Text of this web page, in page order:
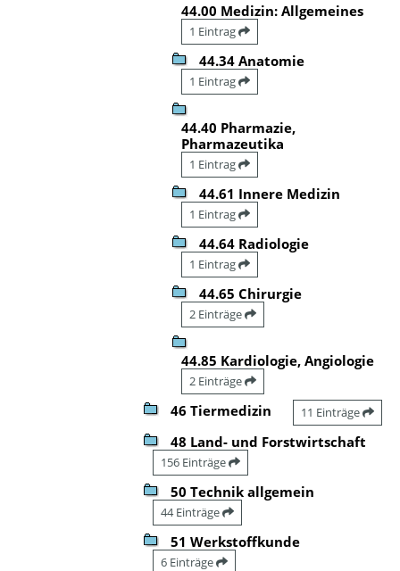
44.00 Medizin: Allgemeines
1 Eintrag
44.34 Anatomie
1 Eintrag
44.40 Pharmazie,
Pharmazeutika
1 Eintrag
44.61 Innere Medizin
1 Eintrag
44.64 Radiologie
1 Eintrag
44.65 Chirurgie
2 Einträge
44.85 Kardiologie, Angiologie
2 Einträge
46 Tiermedizin 11 Einträge
48 Land- und Forstwirtschaft
156 Einträge
50 Technik allgemein
44 Einträge
51 Werkstoffkunde
6 Einträge